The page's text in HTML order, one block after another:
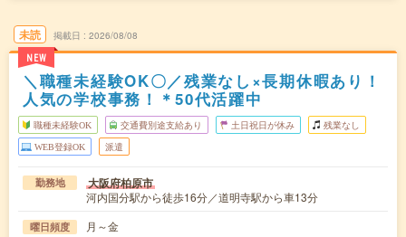
未読
NEW
掲載日 2026/08/08
＼職種未経験OK〇／残業なし×長期休暇あり！
人気の学校事務！＊50代活躍中
職種未経験OK 交通費別途支給あり 土日祝日が休み 残業なし
WEB登録OK 派遣
勤務地 大阪府柏原市
河内国分駅から徒歩16分／道明寺駅から車13分
曜日頻度 月～金